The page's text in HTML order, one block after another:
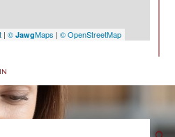
| © JawgMaps | © OpenStreetMap